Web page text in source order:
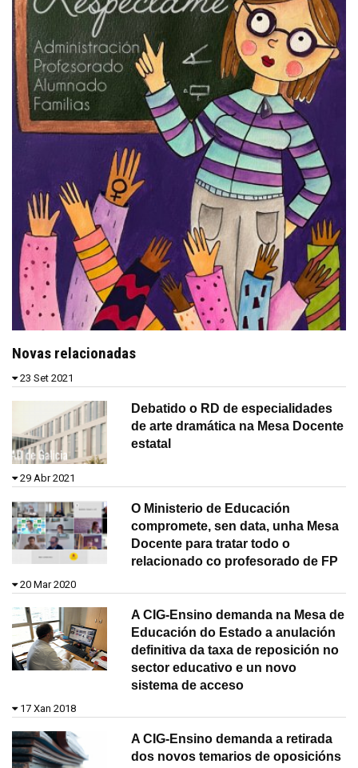
Novas relacionadas
23 Set 2021
Debatido o RD de especialidades
de arte dramática na Mesa Docente
estatal
29 Abr 2021
O Ministerio de Educación
compromete, sen data, unha Mesa
Docente para tratar todo o
relacionado co profesorado de FP
20 Mar 2020
A CIG-Ensino demanda na Mesa de
Educación do Estado a anulación
definitiva da taxa de reposición no
sector educativo e un novo
sistema de acceso
17 Xan 2018
A CIG-Ensino demanda a retirada
dos novos temarios de oposicións